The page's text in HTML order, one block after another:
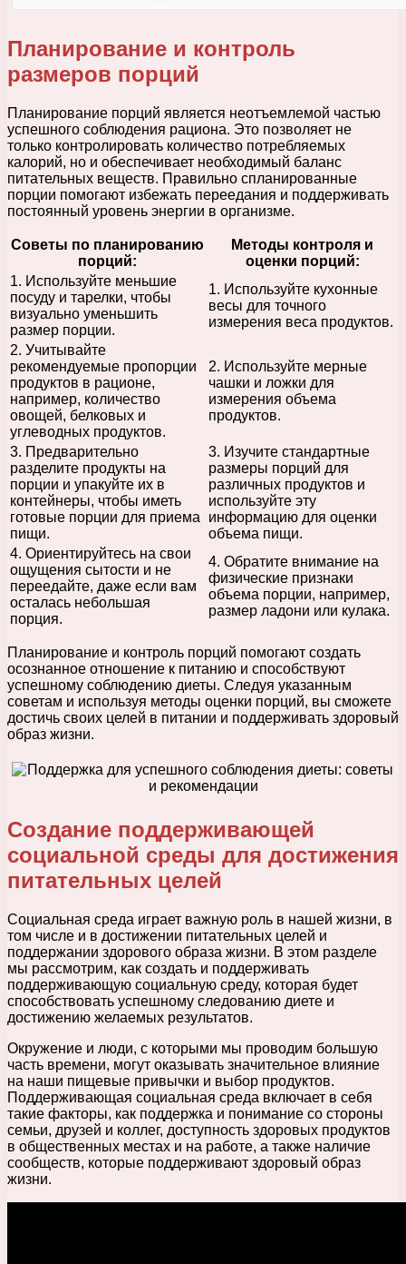
Планирование и контроль
размеров порций
Планирование порций является неотъемлемой частью
успешного соблюдения рациона. Это позволяет не
только контролировать количество потребляемых
калорий, но и обеспечивает необходимый баланс
питательных веществ. Правильно спланированные
порции помогают избежать переедания и поддерживать
постоянный уровень энергии в организме.
Советы по планированию
порций:
Методы контроля и
оценки порций:
1. Используйте меньшие
посуду и тарелки, чтобы
визуально уменьшить
размер порции.
1. Используйте кухонные
весы для точного
измерения веса продуктов.
2. Учитывайте
рекомендуемые пропорции
продуктов в рационе,
например, количество
овощей, белковых и
углеводных продуктов.
2. Используйте мерные
чашки и ложки для
измерения объема
продуктов.
3. Предварительно
разделите продукты на
порции и упакуйте их в
контейнеры, чтобы иметь
готовые порции для приема
пищи.
3. Изучите стандартные
размеры порций для
различных продуктов и
используйте эту
информацию для оценки
объема пищи.
4. Ориентируйтесь на свои
ощущения сытости и не
переедайте, даже если вам
осталась небольшая
порция.
4. Обратите внимание на
физические признаки
объема порции, например,
размер ладони или кулака.
Планирование и контроль порций помогают создать
осознанное отношение к питанию и способствуют
успешному соблюдению диеты. Следуя указанным
советам и используя методы оценки порций, вы сможете
достичь своих целей в питании и поддерживать здоровый
образ жизни.
Создание поддерживающей
социальной среды для достижения
питательных целей
Социальная среда играет важную роль в нашей жизни, в
том числе и в достижении питательных целей и
поддержании здорового образа жизни. В этом разделе
мы рассмотрим, как создать и поддерживать
поддерживающую социальную среду, которая будет
способствовать успешному следованию диете и
достижению желаемых результатов.
Окружение и люди, с которыми мы проводим большую
часть времени, могут оказывать значительное влияние
на наши пищевые привычки и выбор продуктов.
Поддерживающая социальная среда включает в себя
такие факторы, как поддержка и понимание со стороны
семьи, друзей и коллег, доступность здоровых продуктов
в общественных местах и на работе, а также наличие
сообществ, которые поддерживают здоровый образ
жизни.